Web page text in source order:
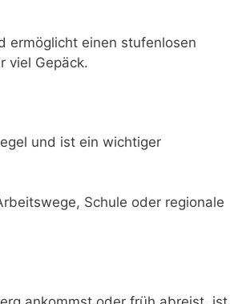
ermöglicht einen stufenlosen
viel Gepäck.
und ist ein wichtiger
Schule oder regionale